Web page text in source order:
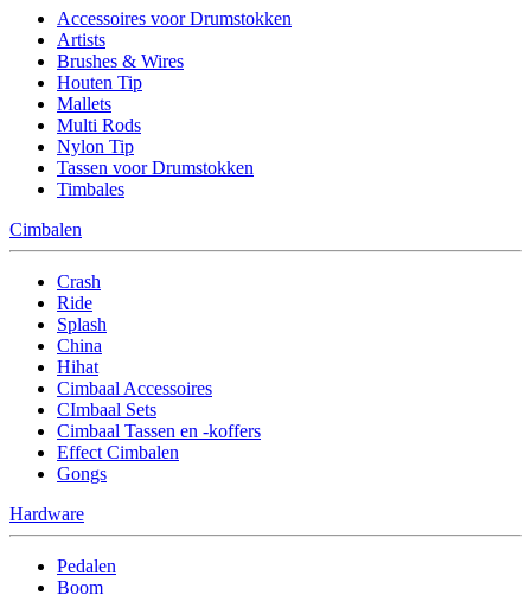
Accessoires voor Drumstokken
Artists
Brushes & Wires
Houten Tip
Mallets
Multi Rods
Nylon Tip
Tassen voor Drumstokken
Timbales
Cimbalen
Crash
Ride
Splash
China
Hihat
Cimbaal Accessoires
CImbaal Sets
Cimbaal Tassen en -koffers
Effect Cimbalen
Gongs
Hardware
Pedalen
Boom